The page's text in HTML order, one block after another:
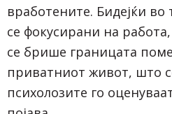
вработените. Бидејќи во
се фокусирани на
се брише границата
приватниот живот, што
психолозите го